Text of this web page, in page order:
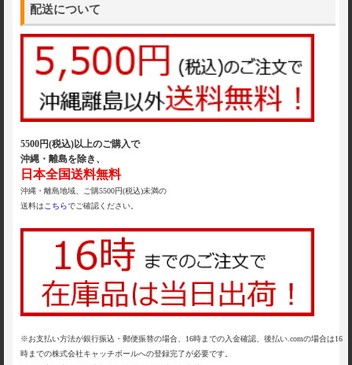
配送について
5500円(税込)以上のご購入で
沖縄・離島を除き、
日本全国送料無料
沖縄・離島地域、ご購5500円(税込)未満の
送料は こちらでご確認ください。
※お支払い方法が銀行振込・郵便振替の場合、16時までの入金確認、後払い.comの場合は16
時までの株式会社キャッチボールへの登録完了が必要です。